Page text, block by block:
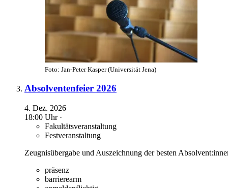
Foto: Jan-Peter Kasper (Universität Jena)
Absolventenfeier 2026
4. Dez. 2026
18:00 Uhr ·
Fakultätsveranstaltung
Festveranstaltung
Zeugnisübergabe und Auszeichnung der besten
präsenz
barrierearm